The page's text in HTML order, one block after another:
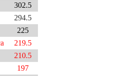
302.5
294.5
225
219.5
210.5
197